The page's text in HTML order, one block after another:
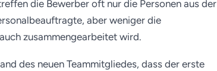
die Bewerber oft nur die Personen aus der
aber weniger die
zusammengearbeitet wird.
des neuen Teammitgliedes, dass der erste